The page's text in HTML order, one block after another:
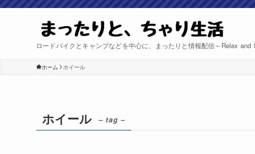
ロードバイクとキャンプなどを中心に、まったりと情報配信～Relax and
ホーム ホイール
ホイール – tag –